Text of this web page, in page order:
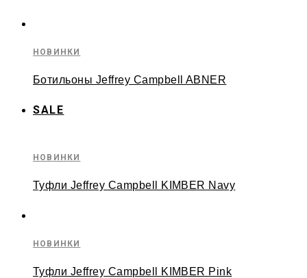
НОВИНКИ
Ботильоны Jeffrey Campbell ABNER
SALE
НОВИНКИ
Туфли Jeffrey Campbell KIMBER Navy
НОВИНКИ
Туфли Jeffrey Campbell KIMBER Pink